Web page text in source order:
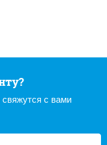
с вами